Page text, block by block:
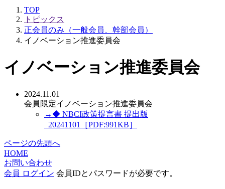
TOP
トピックス
正会員のみ（一般会員、幹部会員）
イノベーション推進委員会
イノベーション推進委員会
2024.11.01
会員限定イノベーション推進委員会
→◆ NBCI政策提言書 提出版
_20241101［PDF:991KB］
ページの先頭へ
HOME
お問い合わせ
会員 ログイン 会員IDとパスワードが必要です。